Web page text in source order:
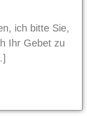
ich bitte Sie,
Ihr Gebet zu